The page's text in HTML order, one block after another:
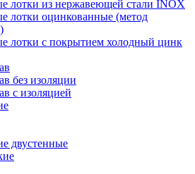
лотки из нержавеющей стали INOX
лотки оцинкованные (метод
лотки с покрытием холодный цинк
без изоляции
с изоляцией
двустенные